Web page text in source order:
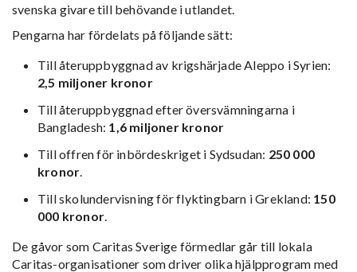
svenska givare till behövande i utlandet.
Pengarna har fördelats på följande sätt:
Till återuppbyggnad av krigshärjade Aleppo i Syrien:
2,5 miljoner kronor
Till återuppbyggnad efter översvämningarna i
Bangladesh: 1,6 miljoner kronor
Till offren för inbördeskriget i Sydsudan: 250 000
kronor
Till skolundervisning för flyktingbarn i Grekland: 150
000 kronor
De gåvor som Caritas Sverige förmedlar går till lokala
Caritas-organisationer som driver olika hjälpprogram med